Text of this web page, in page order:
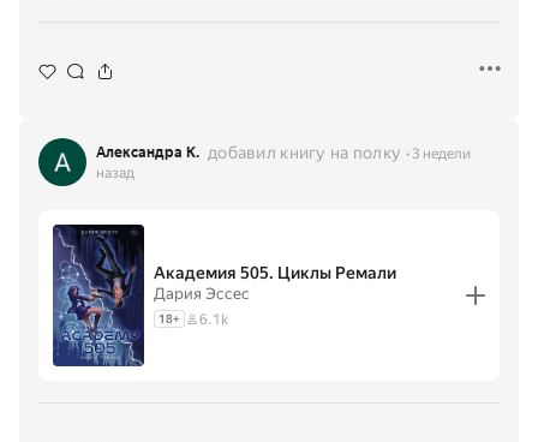
Александра К. добавил книгу на полку
3 недели
назад
Академия 505. Циклы Ремали
Дария Эссес
18+ 6.1k